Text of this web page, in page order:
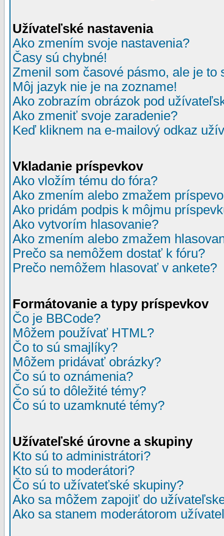
Užívateľské nastavenia
Ako zmením svoje nastavenia?
Časy sú chybné!
Zmenil som časové pásmo, ale je to
Môj jazyk nie je na zozname!
Ako zobrazím obrázok pod
Ako zmeniť svoje zaradenie?
Keď kliknem na e-mailový odkaz
Vkladanie príspevkov
Ako vložím tému do fóra?
Ako zmením alebo zmažem
Ako pridám podpis k môjmu
Ako vytvorím hlasovanie?
Ako zmením alebo zmažem
Prečo sa nemôžem dostať k fóru?
Prečo nemôžem hlasovať v ankete?
Formátovanie a typy príspevkov
Čo je BBCode?
Môžem používať HTML?
Čo to sú smajlíky?
Môžem pridávať obrázky?
Čo sú to oznámenia?
Čo sú to dôležité témy?
Čo sú to uzamknuté témy?
Užívateľské úrovne a skupiny
Kto sú to administrátori?
Kto sú to moderátori?
Čo sú to užívateťské skupiny?
Ako sa môžem zapojiť do
Ako sa stanem moderátorom